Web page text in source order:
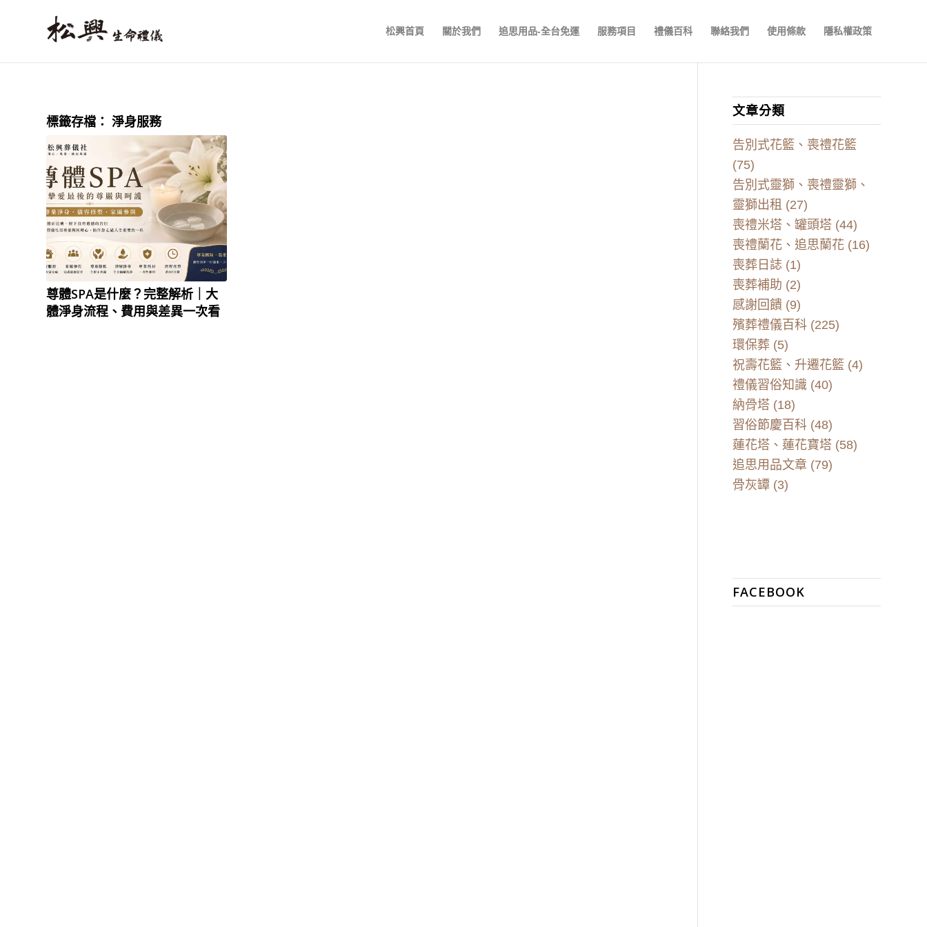
松興首頁 關於我們 追思用品-全台免運 服務項目 禮儀百科 聯絡我們 使用條款 隱私權政策
標籤存檔： 淨身服務
尊體SPA是什麼？完整解析｜大
體淨身流程、費用與差異一次看
文章分類
告別式花籃、喪禮花籃
(75)
告別式靈獅、喪禮靈獅、
靈獅出租 (27)
喪禮米塔、罐頭塔 (44)
喪禮蘭花、追思蘭花(16)
喪葬日誌 (1)
喪葬補助 (2)
感謝回饋(9)
殯葬禮儀百科(225)
環保葬(5)
祝壽花籃、升遷花籃 (4)
禮儀習俗知識 (40)
納骨塔 (18)
習俗節慶百科(48)
蓮花塔、蓮花寶塔 (58)
追思用品文章 (79)
骨灰罈(3)
FACEBOOK